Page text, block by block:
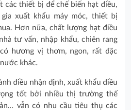
các thiết bị để chế biến hạt điều,
xuất khẩu máy móc, thiết bị
Hơn nữa, chất lượng hạt điều
tư vấn, nhập khẩu, chiên rang
hương vị thơm, ngon, rất đặc
khác.
điều nhận định, xuất khẩu điều
tốt bởi nhiều thị trường thế
vẫn có nhu cầu tiêu thụ các